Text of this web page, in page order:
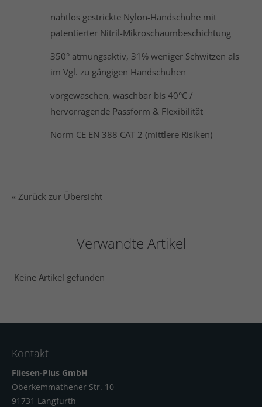
nahtlos gestrickte Nylon-Handschuhe mit
patentierter Nitril-Mikroschaumbeschichtung
350° atmungsaktiv, 31% weniger Schwitzen als
im Vgl. zu gängigen Handschuhen
vorgewaschen, waschbar bis 40°C /
hervorragende Passform & Flexibilität
Norm CE EN 388 CAT 2 (mittlere Risiken)
« Zurück zur Übersicht
Verwandte Artikel
Keine Artikel gefunden
Kontakt
Fliesen-Plus GmbH
Oberkemmathener Str. 10
91731 Langfurth